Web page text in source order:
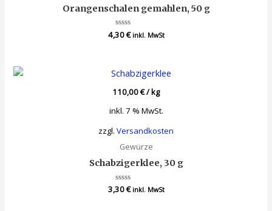
Orangenschalen gemahlen, 50 g
Bewertet
mit
4,30€ inkl. MwSt
110,00€/kg
inkl. 7 % MwSt.
zzgl. Versandkosten
Gewürze
Schabzigerklee, 30 g
Bewertet
3,30€ inkl. MwSt